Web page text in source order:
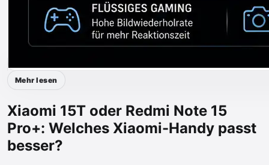
Mehr lesen
Xiaomi 15T oder Redmi Note 15
Pro+: Welches Xiaomi-Handy passt
besser?